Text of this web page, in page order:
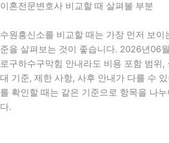
이혼전문변호사 비교할 때 살펴볼 부분
수원흥신소를 비교할 때는 가장 먼저 보이
준을 살펴보는 것이 좋습니다. 2026년06
로구하수구막힘 안내라도 비용 포함 범위,
대 기준, 제한 사항, 사후 안내가 다를 수
를 확인할 때는 같은 기준으로 항목을 나
다.